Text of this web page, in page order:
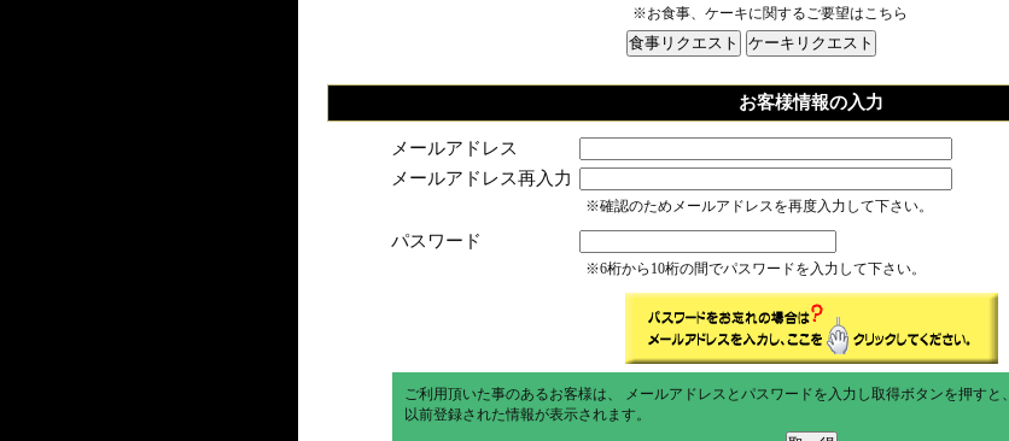
※お食事、ケーキに関するご要望はこちら
お客様情報の入力
メールアドレス
メールアドレス再入力
※確認のためメールアドレスを再度入力して下さい。
パスワード
※6桁から10桁の間でパスワードを入力して下さい。
ご利用頂いた事のあるお客様は、 メールアドレスとパスワードを入力し取得ボタンを押すと、
以前登録された情報が表示されます。